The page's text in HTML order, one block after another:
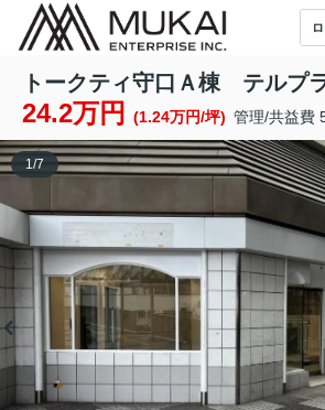
トークティ守口Ａ棟 テルプ
24.2万円 (1.24万円/坪) 管理/共益費
1/7